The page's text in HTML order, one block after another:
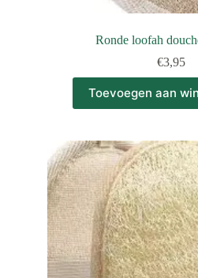
Ronde loofah
€3,95
Toevoegen aan